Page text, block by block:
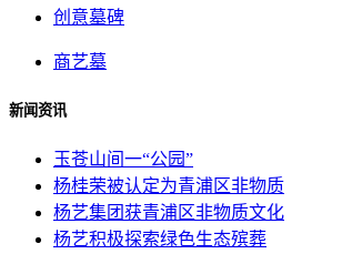
创意墓碑
商艺墓
新闻资讯
玉苍山间一“公园”
杨桂荣被认定为青浦区非物质
杨艺集团获青浦区非物质文化
杨艺积极探索绿色生态殡葬